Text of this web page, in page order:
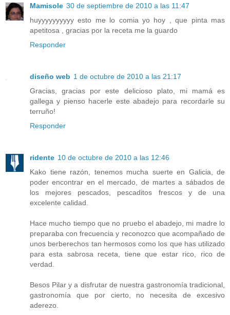
Mamisole 30 de septiembre de 2010 a las 11:47
huyyyyyyyyyy esto me lo comia yo hoy , que pinta mas
apetitosa , gracias por la receta me la guardo
Responder
diseño web 1 de octubre de 2010 a las 21:17
Gracias, gracias por este delicioso plato, mi mamá es
gallega y pienso hacerle este abadejo para recordarle su
terruño!
Responder
ridente 10 de octubre de 2010 a las 12:46
Kako tiene razón, tenemos mucha suerte en Galicia, de
poder encontrar en el mercado, de martes a sábados de
los mejores pescados, pescaditos frescos y de una
excelente calidad.
Hace mucho tiempo que no pruebo el abadejo, mi madre lo
preparaba con frecuencia y reconozco que acompañado de
unos berberechos tan hermosos como los que has utilizado
para esta sabrosa receta, tiene que estar rico, rico de
verdad.
Besos Pilar y a disfrutar de nuestra gastronomía tradicional,
gastronomía que por cierto, no necesita de excesivo
aderezo.